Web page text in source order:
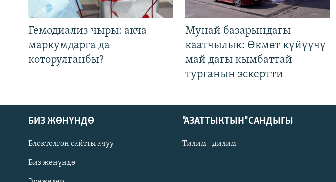
Русский
Гемодиализ чыры: акча
маркумдарга да
которулганбы?
Мунай базарындагы
каатчылык: Өкмөт күйүүчү
май дагы кымбаттай
турганын эскертти
БИЗ ЖӨНҮНДӨ
Блоктолгон сайтты ачуу
Биз жөнүндө
"АЗАТТЫКТЫН" САНДЫГЫ
Тилим - дилим